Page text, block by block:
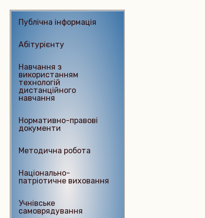
Публічна інформація
Абітурієнту
Навчання з
використанням
технологій
дистанційного
навчання
Нормативно-правові
документи
Методична робота
Національно-
патріотичне виховання
Учнівське
самоврядування